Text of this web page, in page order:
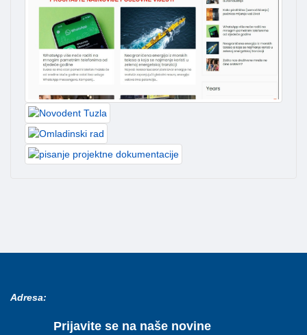
Adresa:
Prijavite se na naše novine